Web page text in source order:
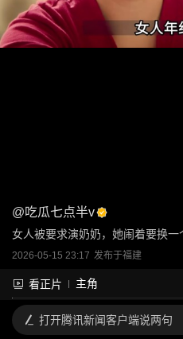
@吃瓜七点半v
女人被要求演奶奶，她闹着要换一
2026-05-15 23:17 发布于福建
看正片 主角
打开腾讯新闻客户端说两句